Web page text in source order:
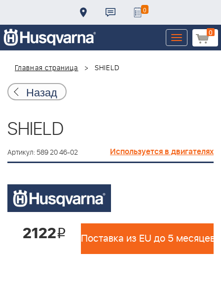
0
0
Toggle
navigation
Главная страница
SHIELD
Назад
SHIELD
Артикул: 589 20 46-02 Используется в двигателях
2122i Поставка из EU до 5 месяцев